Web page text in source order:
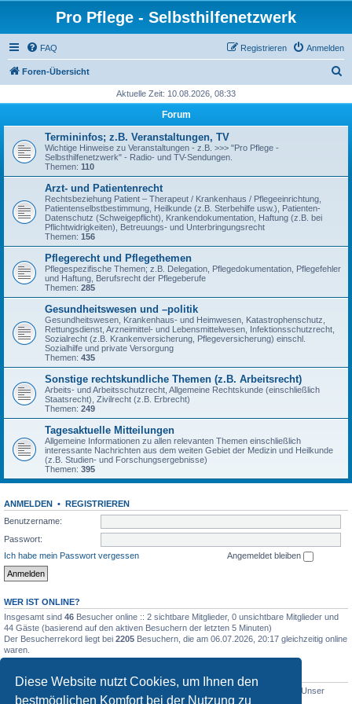
Diese Website nutzt Cookies, um Ihnen den
bestmöglichen Komfort bei der Nutzung zu
Pro Pflege - Selbsthilfenetzwerk
FAQ Anmelden
Registrieren
Foren-Übersicht
h
Aktuelle Zeit: 10.08.2026, 08:33
Forum
Termininfos; z.B. Veranstaltungen, TV
Wichtige Hinweise zu Veranstaltungen - z.B. >>> "Pro Pflege -
Selbsthilfenetzwerk" - Radio- und TV-Sendungen.
Themen: 110
Arzt- und Patientenrecht
Rechtsbeziehung Patient – Therapeut / Krankenhaus / Pflegeeinrichtung,
Patientenselbstbestimmung, Heilkunde (z.B. Sterbehilfe usw.), Patienten-
Datenschutz (Schweigepflicht), Krankendokumentation, Haftung (z.B. bei
Pflichtwidrigkeiten), Betreuungs- und Unterbringungsrecht
Themen: 156
Pflegerecht und Pflegethemen
Pflegespezifische Themen; z.B. Delegation, Pflegedokumentation, Pflegefehler
und Haftung, Berufsrecht der Pflegeberufe
Themen: 285
Gesundheitswesen und –politik
Gesundheitswesen, Krankenhaus- und Heimwesen, Katastrophenschutz,
Rettungsdienst, Arzneimittel- und Lebensmittelwesen, Infektionsschutzrecht,
Sozialrecht (z.B. Krankenversicherung, Pflegeversicherung) einschl.
Sozialhilfe und private Versorgung
Themen: 435
Sonstige rechtskundliche Themen (z.B. Arbeitsrecht)
Arbeits- und Arbeitsschutzrecht, Allgemeine Rechtskunde (einschließlich
Staatsrecht), Zivilrecht (z.B. Erbrecht)
Themen: 249
Tagesaktuelle Mitteilungen
Allgemeine Informationen zu allen relevanten Themen einschließlich
interessante Nachrichten aus dem weiten Gebiet der Medizin und Heilkunde
(z.B. Studien- und Forschungsergebnisse)
Themen: 395
ANMELDEN • REGISTRIEREN
Benutzername:
Passwort:
Ich habe mein Passwort vergessen
Angemeldet bleiben
WER IST ONLINE?
Insgesamt sind 46 Besucher online :: 2 sichtbare Mitglieder, 0 unsichtbare Mitglieder und
44 Gäste (basierend auf den aktiven Besuchern der letzten 5 Minuten)
Der Besucherrekord liegt bei 2205 Besuchern, die am 06.07.2026, 20:17 gleichzeitig online
waren.
STATISTIK
• Themen insgesamt
• Unser
neuestes Mitglied:WernerSchell